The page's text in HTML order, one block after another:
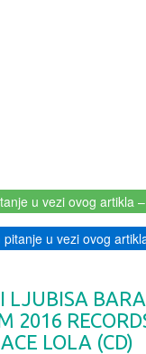
I TELO
u vezi ovog artikla
pitanje u vezi ovog
LJUBISA
2016
LOLA (CD)